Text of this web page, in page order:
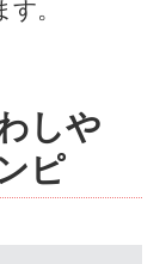
。
しや
ピ